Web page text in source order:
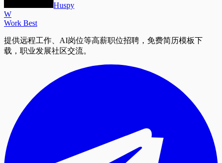
Huspy
W
Work Best
提供远程工作、AI岗位等高薪职位招聘，免费简历模板下
载，职业发展社区交流。